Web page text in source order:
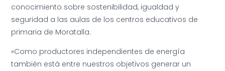
conocimiento sobre sostenibilidad, igualdad y
seguridad a las aulas de los centros educativos de
primaria de Moratalla.
«Como productores independientes de energía
también está entre nuestros objetivos generar un